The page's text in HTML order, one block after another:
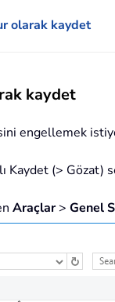
olarak kaydet
kaydet
engellemek
Kaydet (> Gözat)
Araçlar> Genel